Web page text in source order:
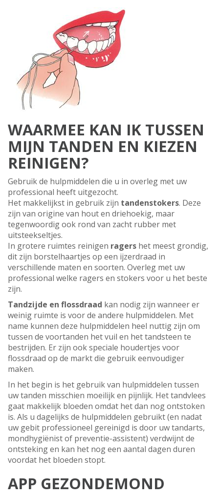
WAARMEE KAN IK TUSSEN
MIJN TANDEN EN KIEZEN
REINIGEN?
Gebruik de hulpmiddelen die u in overleg met uw
professional heeft uitgezocht.
Het makkelijkst in gebruik zijn tandenstokers. Deze
zijn van origine van hout en driehoekig, maar
tegenwoordig ook rond van zacht rubber met
uitsteekseltjes.
In grotere ruimtes reinigen ragers het meest grondig,
dit zijn borstelhaartjes op een ijzerdraad in
verschillende maten en soorten. Overleg met uw
professional welke ragers en stokers voor u het beste
zijn.
Tandzijde en flossdraad kan nodig zijn wanneer er
weinig ruimte is voor de andere hulpmiddelen. Met
name kunnen deze hulpmiddelen heel nuttig zijn om
tussen de voortanden het vuil en het tandsteen te
bestrijden. Er zijn ook speciale houdertjes voor
flossdraad op de markt die gebruik eenvoudiger
maken.
In het begin is het gebruik van hulpmiddelen tussen
uw tanden misschien moeilijk en pijnlijk. Het tandvlees
gaat makkelijk bloeden omdat het dan nog ontstoken
is. Als u dagelijks de hulpmiddelen gebruikt (en nadat
uw gebit professioneel gereinigd is door uw tandarts,
mondhygiënist of preventie-assistent) verdwijnt de
ontsteking en kan het nog een aantal dagen duren
voordat het bloeden stopt.
APP GEZONDEMOND